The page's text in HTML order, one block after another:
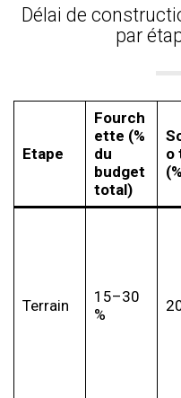
Délai de
par
Etape
Fourch
ette (%
du
budget
total)
o
Terrain
15–30
%